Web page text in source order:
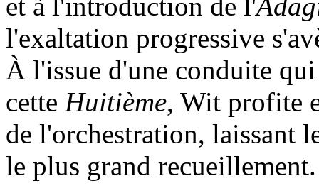
et à l'introduction de l'
l'exaltation progressive
À l'issue d'une conduite
cette Huitième, Wit profite
de l'orchestration, laissant
le plus grand recueillement.